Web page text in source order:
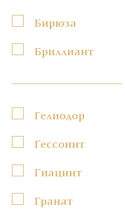
Бирюза
Бриллиант
Гелиодор
Гессонит
Гиацинт
Гранат